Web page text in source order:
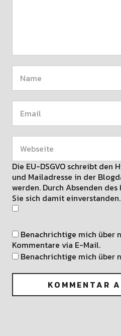
Die EU-DSGVO schreibt den
und Mailadresse in der
werden. Durch Absenden
Sie sich damit einverstanden.
Benachrichtige mich über
Kommentare via E-Mail.
Benachrichtige mich über